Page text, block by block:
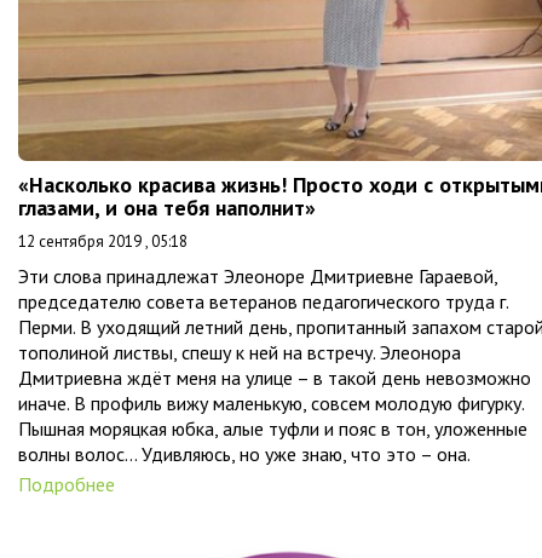
«Насколько красива жизнь! Просто ходи с
глазами, и она тебя наполнит»
12 сентября 2019 , 05:18
Эти слова принадлежат Элеоноре Дмитриевне Гараевой,
председателю совета ветеранов педагогического труда г.
Перми. В уходящий летний день, пропитанный запахом
тополиной листвы, спешу к ней на встречу. Элеонора
Дмитриевна ждёт меня на улице – в такой день невозможно
иначе. В профиль вижу маленькую, совсем молодую фигурку.
Пышная моряцкая юбка, алые туфли и пояс в тон, уложенные
волны волос… Удивляюсь, но уже знаю, что это – она.
Подробнее